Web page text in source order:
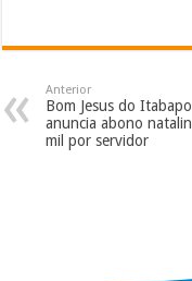
Anterior
Bom Jesus do
anuncia abono
mil por servidor